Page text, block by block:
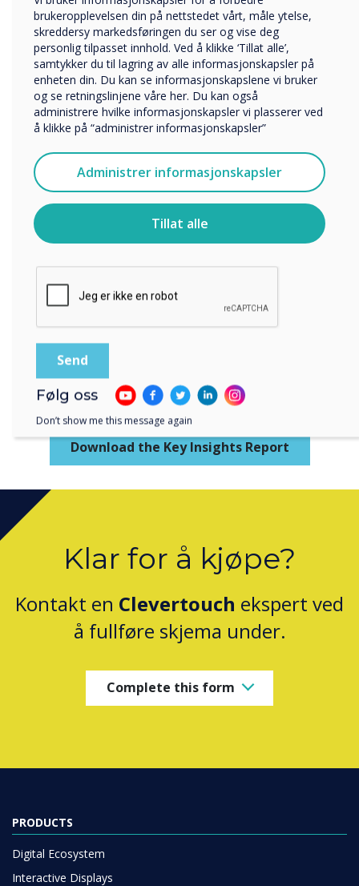
1 in 2
organisations
experienced a
successful
cyberattack in
Download the Key Insights Report
Klar for å kjøpe?
Kontakt en Clevertouch ekspert ved
å fullføre skjema under.
Complete this form
PRODUCTS
Digital Ecosystem
Interactive Displays
brukeropplevelsen din på nettstedet vårt, måle ytelse,
skreddersy markedsføringen du ser og vise deg
personlig tilpasset innhold. Ved å klikke ‘Tillat alle’,
samtykker du til lagring av alle informasjonskapsler på
enheten din. Du kan se informasjonskapslene vi bruker
og se retningslinjene våre her. Du kan også
administrere hvilke informasjonskapsler vi plasserer ved
å klikke på “administrer informasjonskapsler”
Administrer informasjonskapsler
Tillat alle
Företag
Övriga
Selskapets navn
Vi vil gjerne kontakte deg angående våre produkter og
tjenester via e-post, telefon eller post.
Jeg godtar å motta kommunikasjon fra
Clevertouch.
For informasjon om hvordan vi samler inn og bruker
personopplysningene dine, se vår
personvernerklæring.
Ved å klikke på send gir du samtykke til Clevertouch til å
Følg oss
Don’t show me this message again